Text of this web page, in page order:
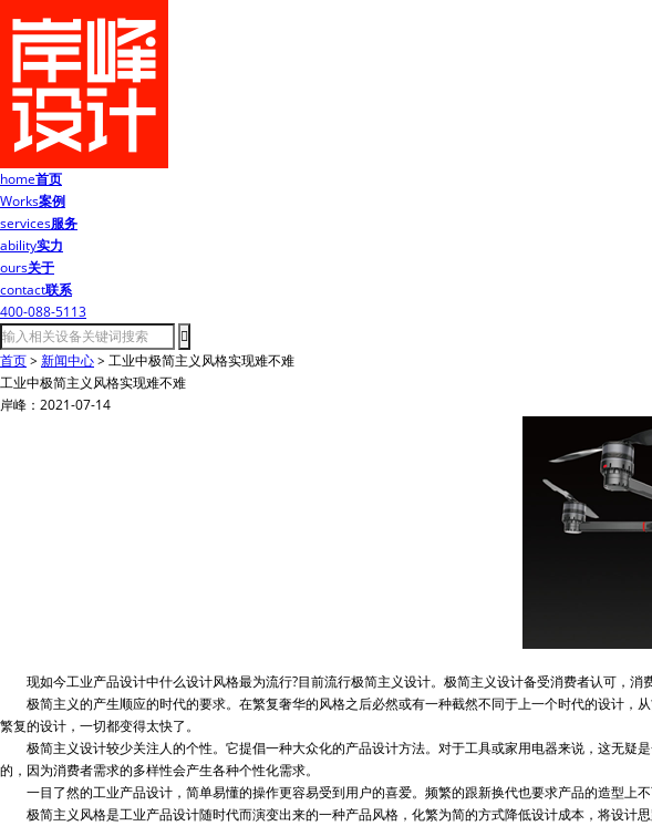
home首页
Works案例
services服务
ability实力
ours关于
contact联系
400-088-5113
首页> 新闻中心> 工业中极简主义风格实现难不难
工业中极简主义风格实现难不难
岸峰：2021-07-14
现如今工业产品设计中什么设计风格最为流行?目前流行极简主义设计。极简主义设计备受消费者认可，消
极简主义的产生顺应的时代的要求。在繁复奢华的风格之后必然或有一种截然不同于上一个时代的设计，
繁复的设计，一切都变得太快了。
极简主义设计较少关注人的个性。它提倡一种大众化的产品设计方法。对于工具或家用电器来说，这无疑
的，因为消费者需求的多样性会产生各种个性化需求。
一目了然的工业产品设计，简单易懂的操作更容易受到用户的喜爱。频繁的跟新换代也要求产品的造型上不
极简主义风格是工业产品设计随时代而演变出来的一种产品风格，化繁为简的方式降低设计成本，将设计